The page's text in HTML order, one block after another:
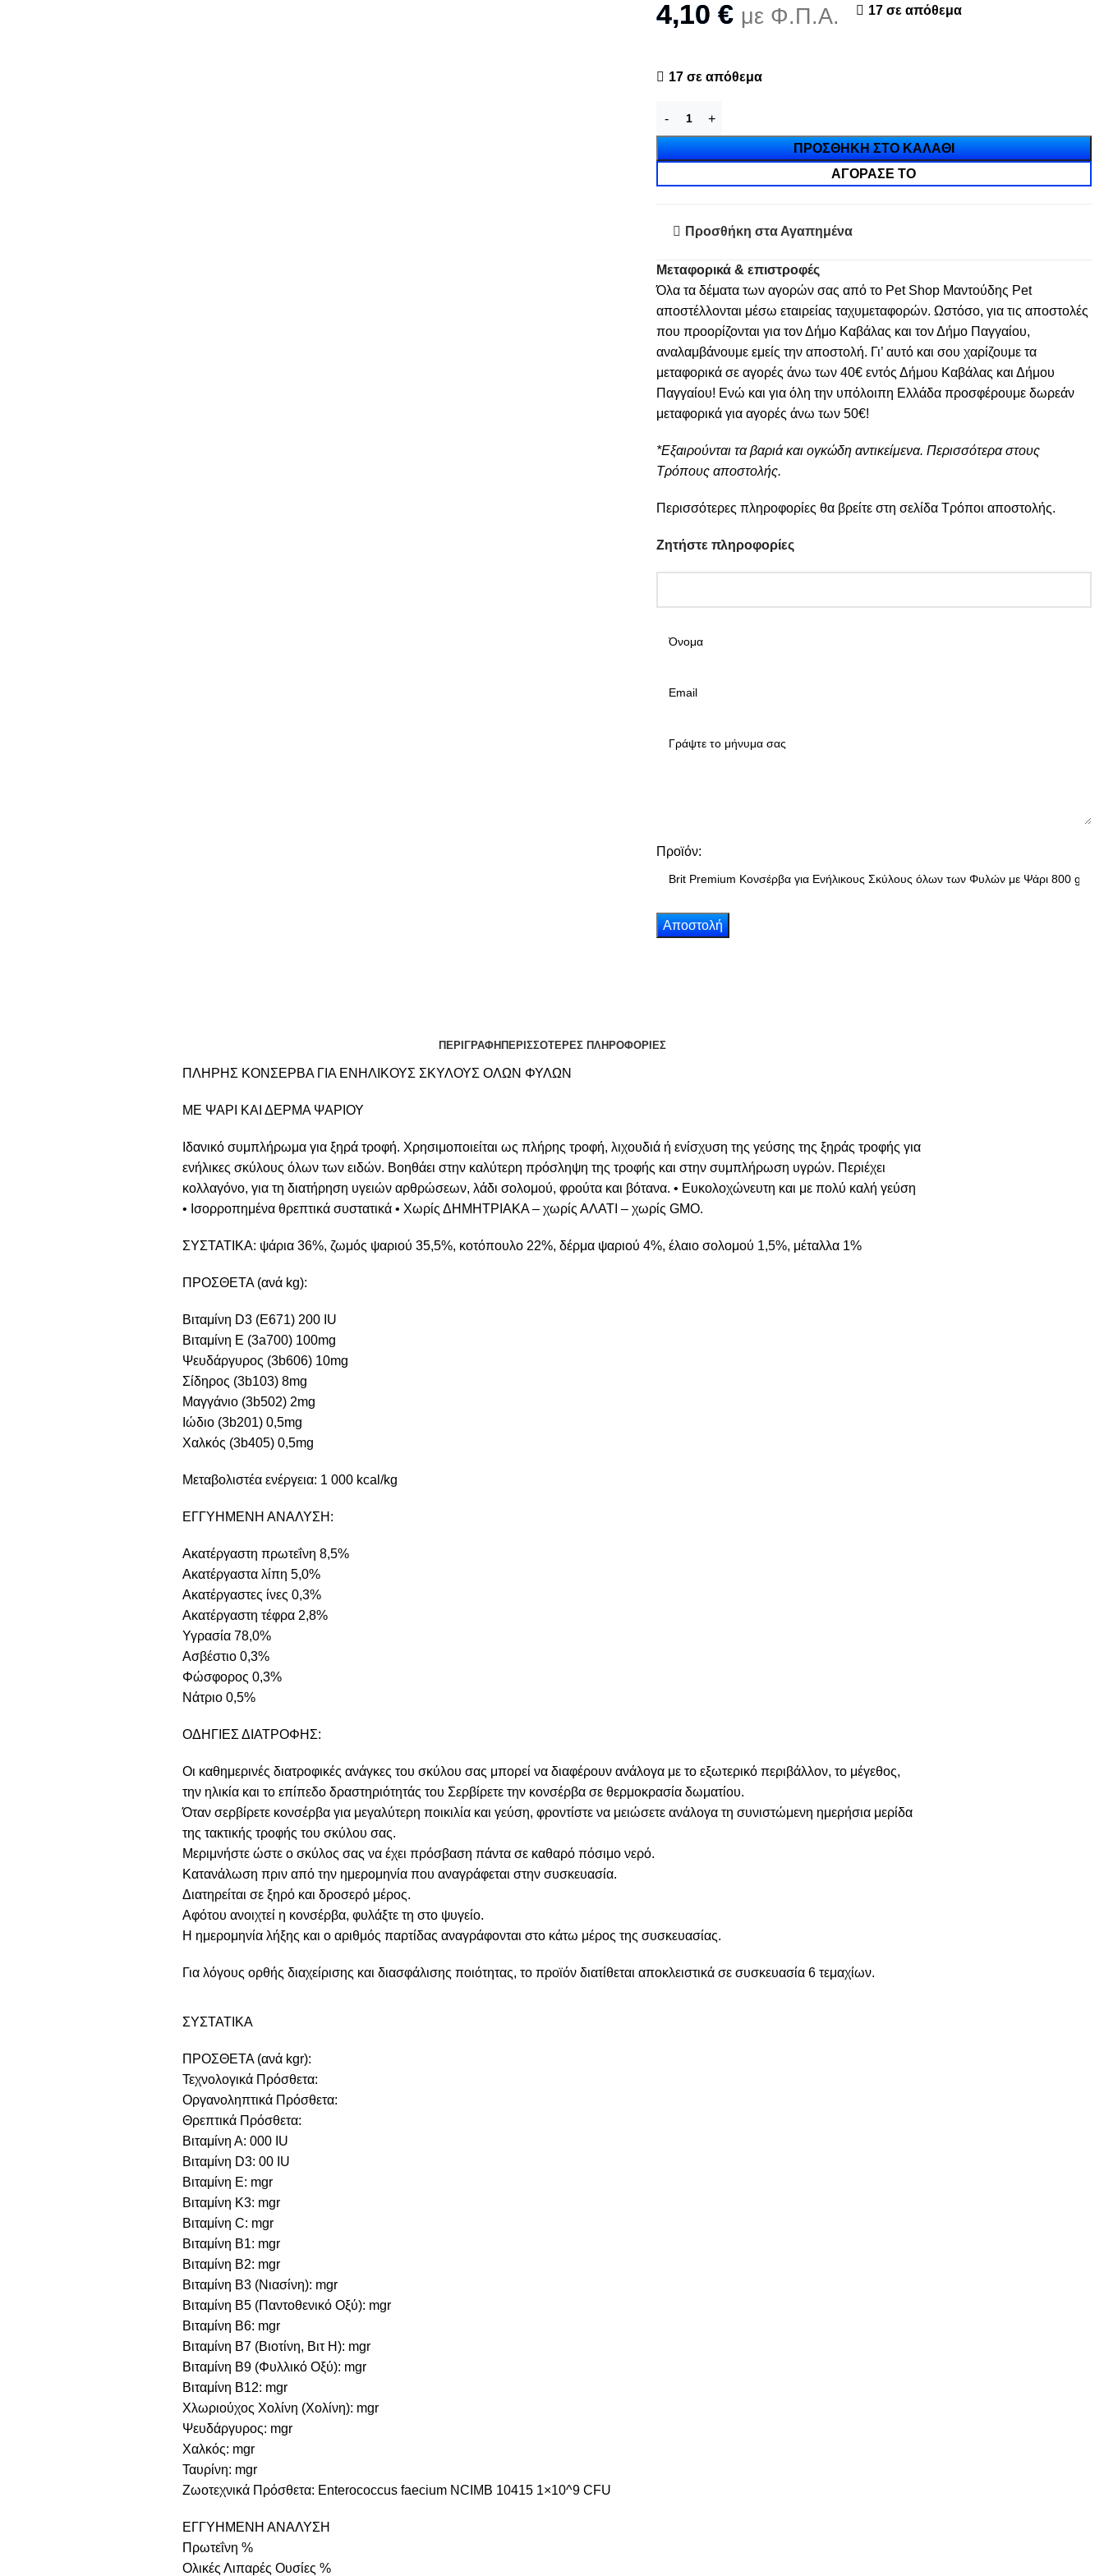
4,10 € με Φ.Π.Α. 17 σε απόθεμα
17 σε απόθεμα
ΠΡΟΣΘΉΚΗ ΣΤΟ ΚΑΛΆΘΙ
ΑΓΌΡΑΣΈ ΤΟ
Προσθήκη στα Αγαπημένα
Μεταφορικά & επιστροφές
Όλα τα δέματα των αγορών σας από το Pet Shop Μαντούδης Pet
αποστέλλονται μέσω εταιρείας ταχυμεταφορών. Ωστόσο, για τις αποστολές
που προορίζονται για τον Δήμο Καβάλας και τον Δήμο Παγγαίου,
αναλαμβάνουμε εμείς την αποστολή. Γι’ αυτό και σου χαρίζουμε τα
μεταφορικά σε αγορές άνω των 40€ εντός Δήμου Καβάλας και Δήμου
Παγγαίου! Ενώ και για όλη την υπόλοιπη Ελλάδα προσφέρουμε δωρεάν
μεταφορικά για αγορές άνω των 50€!
*Εξαιρούνται τα βαριά και ογκώδη αντικείμενα. Περισσότερα στους
Τρόπους αποστολής.
Περισσότερες πληροφορίες θα βρείτε στη σελίδα Τρόποι αποστολής.
Ζητήστε πληροφορίες
Προϊόν:
ΠΕΡΙΓΡΑΦΗ ΠΕΡΙΣΣΟΤΕΡΕΣ ΠΛΗΡΟΦΟΡΙΕΣ
ΠΛΗΡΗΣ ΚΟΝΣΕΡΒΑ ΓΙΑ ΕΝΗΛΙΚΟΥΣ ΣΚΥΛΟΥΣ ΟΛΩΝ ΦΥΛΩΝ
ΜΕ ΨΑΡΙ ΚΑΙ ΔΕΡΜΑ ΨΑΡΙΟΥ
Ιδανικό συμπλήρωμα για ξηρά τροφή. Χρησιμοποιείται ως πλήρης τροφή, λιχουδιά ή ενίσχυση της γεύσης της ξηράς τροφής για
ενήλικες σκύλους όλων των ειδών. Βοηθάει στην καλύτερη πρόσληψη της τροφής και στην συμπλήρωση υγρών. Περιέχει
κολλαγόνο, για τη διατήρηση υγειών αρθρώσεων, λάδι σολομού, φρούτα και βότανα. • Ευκολοχώνευτη και με πολύ καλή γεύση
• Ισορροπημένα θρεπτικά συστατικά • Χωρίς ΔΗΜΗΤΡΙΑΚΑ – χωρίς ΑΛΑΤΙ – χωρίς GMO.
ΣΥΣΤΑΤΙΚΑ: ψάρια 36%, ζωμός ψαριού 35,5%, κοτόπουλο 22%, δέρμα ψαριού 4%, έλαιο σολομού 1,5%, μέταλλα 1%
ΠΡΟΣΘΕΤΑ (ανά kg):
Βιταμίνη D3 (E671) 200 IU
Βιταμίνη E (3a700) 100mg
Ψευδάργυρος (3b606) 10mg
Σίδηρος (3b103) 8mg
Μαγγάνιο (3b502) 2mg
Ιώδιο (3b201) 0,5mg
Χαλκός (3b405) 0,5mg
Mεταβολιστέα ενέργεια: 1 000 kcal/kg
ΕΓΓΥΗΜΕΝΗ ΑΝΑΛΥΣΗ:
Ακατέργαστη πρωτεΐνη 8,5%
Ακατέργαστα λίπη 5,0%
Ακατέργαστες ίνες 0,3%
Ακατέργαστη τέφρα 2,8%
Υγρασία 78,0%
Ασβέστιο 0,3%
Φώσφορος 0,3%
Νάτριο 0,5%
ΟΔΗΓΙΕΣ ΔΙΑΤΡΟΦΗΣ:
Οι καθημερινές διατροφικές ανάγκες του σκύλου σας μπορεί να διαφέρουν ανάλογα με το εξωτερικό περιβάλλον, το μέγεθος,
την ηλικία και το επίπεδο δραστηριότητάς του Σερβίρετε την κονσέρβα σε θερμοκρασία δωματίου.
Όταν σερβίρετε κονσέρβα για μεγαλύτερη ποικιλία και γεύση, φροντίστε να μειώσετε ανάλογα τη συνιστώμενη ημερήσια μερίδα
της τακτικής τροφής του σκύλου σας.
Μεριμνήστε ώστε ο σκύλος σας να έχει πρόσβαση πάντα σε καθαρό πόσιμο νερό.
Κατανάλωση πριν από την ημερομηνία που αναγράφεται στην συσκευασία.
Διατηρείται σε ξηρό και δροσερό μέρος.
Αφότου ανοιχτεί η κονσέρβα, φυλάξτε τη στο ψυγείο.
Η ημερομηνία λήξης και ο αριθμός παρτίδας αναγράφονται στο κάτω μέρος της συσκευασίας.
Για λόγους ορθής διαχείρισης και διασφάλισης ποιότητας, το προϊόν διατίθεται αποκλειστικά σε συσκευασία 6 τεμαχίων.
ΣΥΣΤΑΤΙΚΑ
ΠΡΟΣΘΕΤΑ (ανά kgr):
Τεχνολογικά Πρόσθετα:
Οργανοληπτικά Πρόσθετα:
Θρεπτικά Πρόσθετα:
Βιταμίνη Α: 000 IU
Βιταμίνη D3: 00 IU
Βιταμίνη E: mgr
Βιταμίνη Κ3: mgr
Βιταμίνη C: mgr
Βιταμίνη B1: mgr
Βιταμίνη B2: mgr
Βιταμίνη B3 (Νιασίνη): mgr
Βιταμίνη B5 (Παντοθενικό Οξύ): mgr
Βιταμίνη B6: mgr
Βιταμίνη B7 (Βιοτίνη, Βιτ Η): mgr
Βιταμίνη B9 (Φυλλικό Οξύ): mgr
Βιταμίνη B12: mgr
Χλωριούχος Χολίνη (Χολίνη): mgr
Ψευδάργυρος: mgr
Χαλκός: mgr
Ταυρίνη: mgr
Ζωοτεχνικά Πρόσθετα: Enterococcus faecium NCIMB 10415 1×10^9 CFU
ΕΓΓΥΗΜΕΝΗ ΑΝΑΛΥΣΗ
Πρωτεΐνη %
Ολικές Λιπαρές Ουσίες %